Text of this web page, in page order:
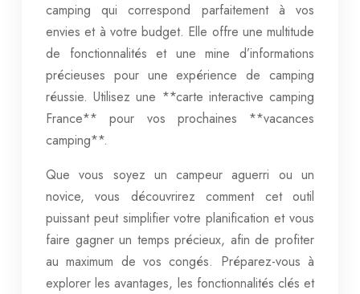
camping qui correspond parfaitement à vos
envies et à votre budget. Elle offre une multitude
de fonctionnalités et une mine d’informations
précieuses pour une expérience de camping
réussie. Utilisez une **carte interactive camping
France** pour vos prochaines **vacances
camping**.
Que vous soyez un campeur aguerri ou un
novice, vous découvrirez comment cet outil
puissant peut simplifier votre planification et vous
faire gagner un temps précieux, afin de profiter
au maximum de vos congés. Préparez-vous à
explorer les avantages, les fonctionnalités clés et